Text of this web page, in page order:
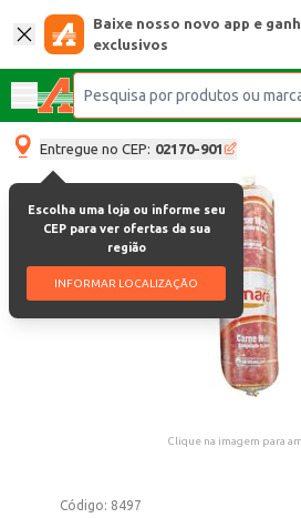
Baixe nosso novo app e
exclusivos
Entregue no CEP: 02170-901
Escolha uma loja ou informe seu
CEP para ver ofertas da sua
região
INFORMAR LOCALIZAÇÃO
Clique na imagem para
Código: 8497